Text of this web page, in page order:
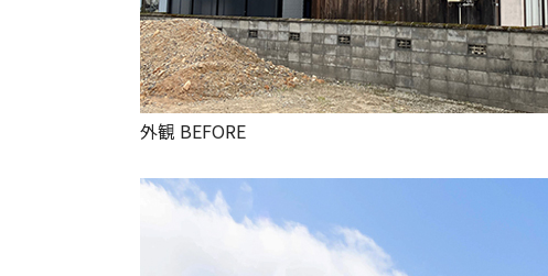
外観 BEFORE